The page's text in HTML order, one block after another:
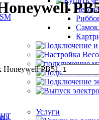
Услуги
Honeywell PB51